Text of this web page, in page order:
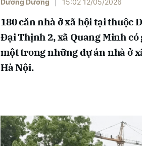
Dương Dương 15:02 12/05/2026
180 căn nhà ở xã hội tại thuộc
Đại Thịnh 2, xã Quang Minh
một trong những dự án nhà ở
Hà Nội.